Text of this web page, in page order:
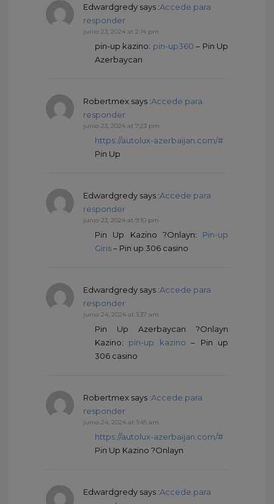
Edwardgredy says :Accede para
responder
junio 23, 2024 at 2:14 pm
pin-up kazino: pin-up360 – Pin Up
Azerbaycan
Robertmex says :Accede para
responder
junio 23, 2024 at 7:23 pm
https://autolux-azerbaijan.com/#
Pin Up
Edwardgredy says :Accede para
responder
junio 23, 2024 at 9:10 pm
Pin Up Kazino ?Onlayn: Pin-up
Giris– Pin up 306 casino
Edwardgredy says :Accede para
responder
junio 24, 2024 at 3:37 am
Pin Up Azerbaycan ?Onlayn
Kazino: pin-up kazino – Pin up
306 casino
Robertmex says :Accede para
responder
junio 24, 2024 at 3:45 am
https://autolux-azerbaijan.com/#
Pin Up Kazino ?Onlayn
Edwardgredy says :Accede para